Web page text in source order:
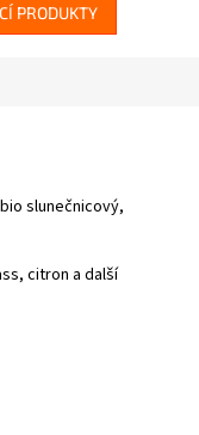
PRODUKTY
slunečnicový,
citron a další